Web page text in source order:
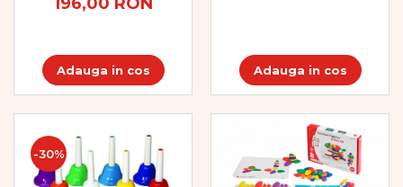
Adauga in cos Adauga in cos
-30%